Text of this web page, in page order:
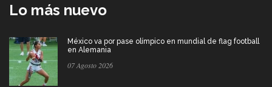
Lo más nuevo
México va por pase olímpico en mundial de flag football
en Alemania
07 Agosto 2026